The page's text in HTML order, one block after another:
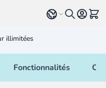
Select language
Voir
illimitées
Fonctionnalités